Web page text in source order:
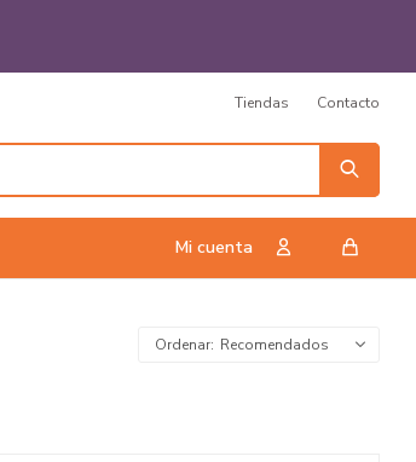
Tiendas Contacto
Recomendados